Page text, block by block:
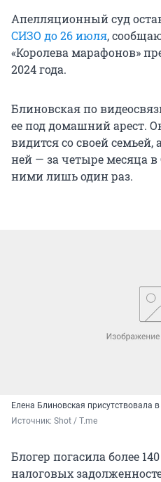
Апелляционный суд
СИЗО до 26 июля,
«Королева марафонов»
2024 года.
Блиновская по
ее под домашний арест.
видится со своей
ней — за четыре месяца
ними лишь один раз.
Елена Блиновская присутствовала
Источник: Shot / T.me
Блогер погасила более
налоговых